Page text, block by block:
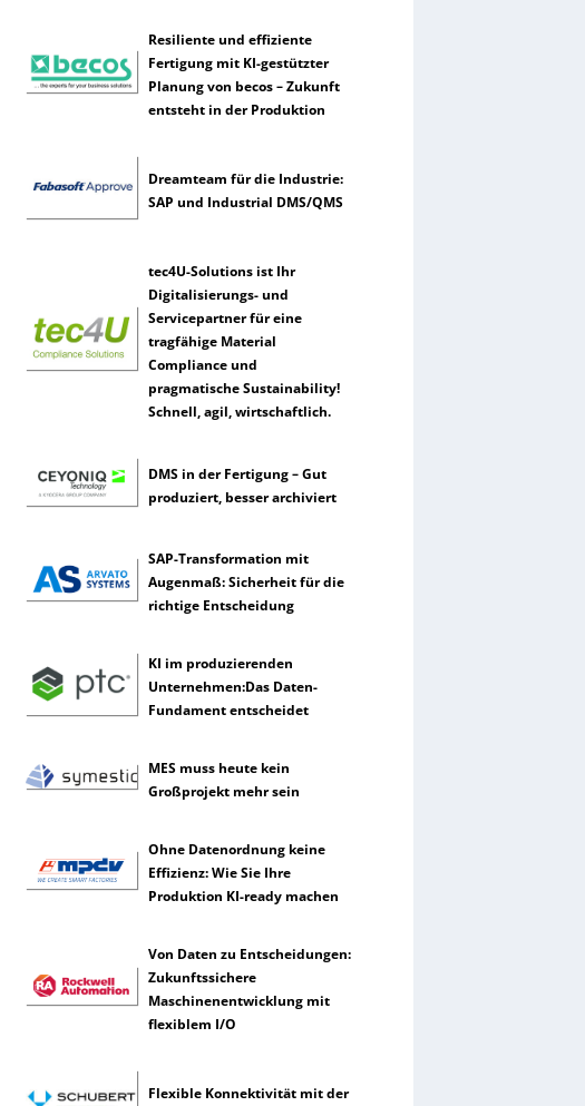
Resiliente und effiziente
Fertigung mit KI-gestützter
Planung von becos – Zukunft
entsteht in der Produktion
Dreamteam für die Industrie:
SAP und Industrial DMS/QMS
tec4U-Solutions ist Ihr
Digitalisierungs- und
Servicepartner für eine
tragfähige Material
Compliance und
pragmatische Sustainability!
Schnell, agil, wirtschaftlich.
DMS in der Fertigung – Gut
produziert, besser archiviert
SAP-Transformation mit
Augenmaß: Sicherheit für die
richtige Entscheidung
KI im produzierenden
Unternehmen:Das Daten-
Fundament entscheidet
MES muss heute kein
Großprojekt mehr sein
Ohne Datenordnung keine
Effizienz: Wie Sie Ihre
Produktion KI-ready machen
Von Daten zu Entscheidungen:
Zukunftssichere
Maschinenentwicklung mit
flexiblem I/O
Flexible Konnektivität mit der